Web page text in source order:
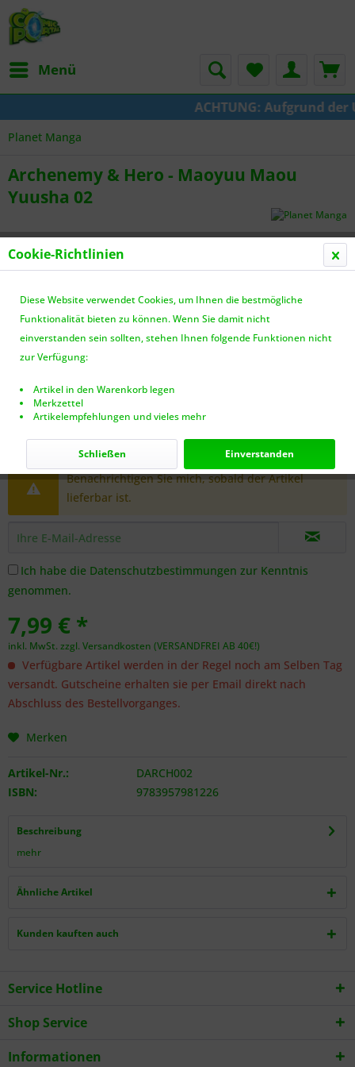
Menü
ACHTUNG: Aufgrund
Planet Manga
Archenemy & Hero - Maoyuu Maou
Yuusha 02
Dieser Artikel steht derzeit nicht zur Verfügung!
Benachrichtigen Sie mich, sobald der Artikel
lieferbar ist.
Ich habe die Datenschutzbestimmungen zur Kenntnis
genommen.
7,99 € *
inkl. MwSt. zzgl. Versandkosten (VERSANDFREI AB 40€!)
Verfügbare Artikel werden in der Regel noch am Selben Tag
versandt. Gutscheine erhalten sie per Email direkt nach
Abschluss des Bestellvorganges.
Merken
Artikel-Nr.:
DARCH002
ISBN:
9783957981226
Beschreibung
mehr
Ähnliche Artikel
Kunden kauften auch
Service Hotline
Shop Service
Informationen
Cookie-Richtlinien
Diese Website verwendet Cookies, um Ihnen die bestmögliche
Funktionalität bieten zu können. Wenn Sie damit nicht
einverstanden sein sollten, stehen Ihnen folgende Funktionen nicht
zur Verfügung:
Artikel in den Warenkorb legen
Merkzettel
Artikelempfehlungen und vieles mehr
Einverstanden
Schließen